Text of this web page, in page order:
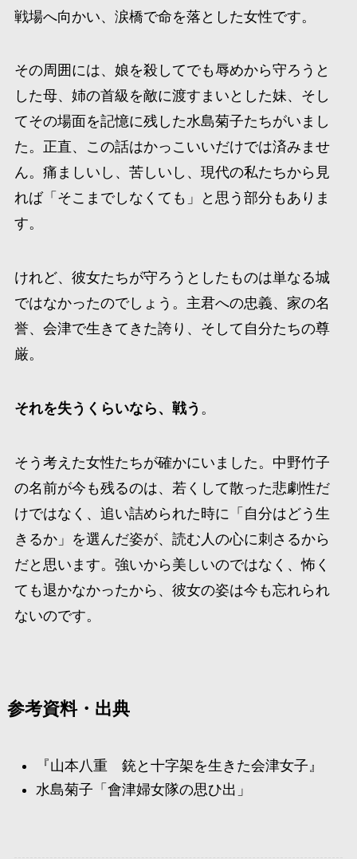
戦場へ向かい、涙橋で命を落とした女性です。
その周囲には、娘を殺してでも辱めから守ろうと
した母、姉の首級を敵に渡すまいとした妹、そし
てその場面を記憶に残した水島菊子たちがいまし
た。正直、この話はかっこいいだけでは済みませ
ん。痛ましいし、苦しいし、現代の私たちから見
れば「そこまでしなくても」と思う部分もありま
す。
けれど、彼女たちが守ろうとしたものは単なる城
ではなかったのでしょう。主君への忠義、家の名
誉、会津で生きてきた誇り、そして自分たちの尊
厳。
それを失うくらいなら、戦う 。
そう考えた女性たちが確かにいました。中野竹子
の名前が今も残るのは、若くして散った悲劇性だ
けではなく、追い詰められた時に「自分はどう生
きるか」を選んだ姿が、読む人の心に刺さるから
だと思います。強いから美しいのではなく、怖く
ても退かなかったから、彼女の姿は今も忘れられ
ないのです。
参考資料・出典
『山本八重 銃と十字架を生きた会津女子』
水島菊子「會津婦女隊の思ひ出」